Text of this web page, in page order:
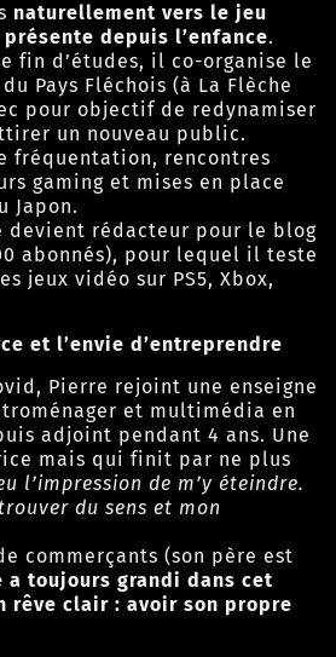
naturellement vers le jeu
depuis l’enfance.
fin d’études, il co-organise le
Pays Fléchois (à La Flèche
pour objectif de redynamiser
un nouveau public.
fréquentation, rencontres
gaming et mises en place
Japon.
devient rédacteur pour le blog
abonnés), pour lequel il teste
jeux vidéo sur PS5, Xbox,
et l’envie d’entreprendre
Pierre rejoint une enseigne
et multimédia en
adjoint pendant 4 ans. Une
mais qui finit par ne plus
l’impression de m’y éteindre.
du sens et mon
commerçants (son père est
a toujours grandi dans cet
rêve clair : avoir son propre